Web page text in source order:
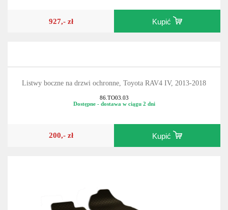
927,- zł Kupić
Listwy boczne na drzwi ochronne, Toyota RAV4 IV, 2013-2018
86.TO03.03
Dostępne - dostawa w ciągu 2 dni
200,- zł Kupić